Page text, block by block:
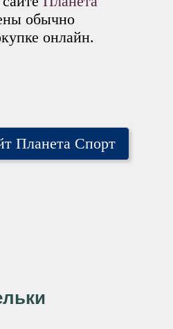
обычно
онлайн.
Планета Спорт